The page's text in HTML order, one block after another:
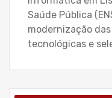
Saúde Pública
modernização
tecnológicas e